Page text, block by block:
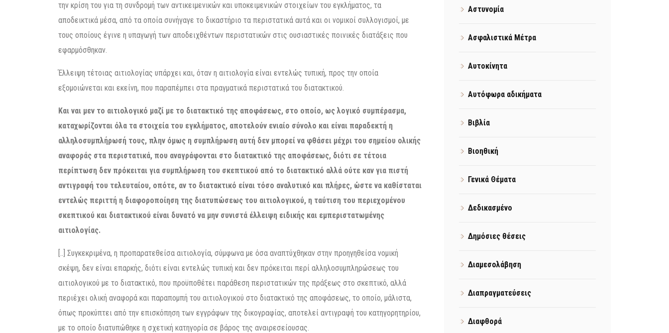
την κρίση του για τη συνδρομή των αντικειμενικών και υποκειμενικών στοιχείων του εγκλήματος, τα
αποδεικτικά μέσα, από τα οποία συνήγαγε το δικαστήριο τα περιστατικά αυτά και οι νομικοί συλλογισμοί, με
τους οποίους έγινε η υπαγωγή των αποδειχθέντων περιστατικών στις ουσιαστικές ποινικές διατάξεις που
εφαρμόσθηκαν.
Έλλειψη τέτοιας αιτιολογίας υπάρχει και, όταν η αιτιολογία είναι εντελώς τυπική, προς την οποία
εξομοιώνεται και εκείνη, που παραπέμπει στα πραγματικά περιστατικά του διατακτικού.
Και ναι μεν το αιτιολογικό μαζί με το διατακτικό της αποφάσεως, στο οποίο, ως λογικό συμπέρασμα,
καταχωρίζονται όλα τα στοιχεία του εγκλήματος, αποτελούν ενιαίο σύνολο και είναι παραδεκτή η
αλληλοσυμπλήρωσή τους, πλην όμως η συμπλήρωση αυτή δεν μπορεί να φθάσει μέχρι του σημείου ολικής
αναφοράς στα περιστατικά, που αναγράφονται στο διατακτικό της αποφάσεως, διότι σε τέτοια
περίπτωση δεν πρόκειται για συμπλήρωση του σκεπτικού από το διατακτικό αλλά ούτε καν για πιστή
αντιγραφή του τελευταίου, οπότε, αν το διατακτικό είναι τόσο αναλυτικό και πλήρες, ώστε να καθίσταται
εντελώς περιττή η διαφοροποίηση της διατυπώσεως του αιτιολογικού, η ταύτιση του περιεχομένου
σκεπτικού και διατακτικού είναι δυνατό να μην συνιστά έλλειψη ειδικής και εμπεριστατωμένης
αιτιολογίας.
[..] Συγκεκριμένα, η προπαρατεθείσα αιτιολογία, σύμφωνα με όσα αναπτύχθηκαν στην προηγηθείσα νομική
σκέψη, δεν είναι επαρκής, διότι είναι εντελώς τυπική και δεν πρόκειται περί αλληλοσυμπληρώσεως του
αιτιολογικού με το διατακτικό, που προϋποθέτει παράθεση περιστατικών της πράξεως στο σκεπτικό, αλλά
περιέχει ολική αναφορά και παραπομπή του αιτιολογικού στο διατακτικό της αποφάσεως, το οποίο, μάλιστα,
όπως προκύπτει από την επισκόπηση των εγγράφων της δικογραφίας, αποτελεί αντιγραφή του κατηγορητηρίου,
με το οποίο διατυπώθηκε η σχετική κατηγορία σε βάρος της αναιρεσείουσας.
Αστυνομία
Ασφαλιστικά Μέτρα
Αυτοκίνητα
Αυτόφωρα αδικήματα
Βιβλία
Βιοηθική
Γενικά Θέματα
Δεδικασμένο
Δημόσιες θέσεις
Διαμεσολάβηση
Διαπραγματεύσεις
Διαφθορά